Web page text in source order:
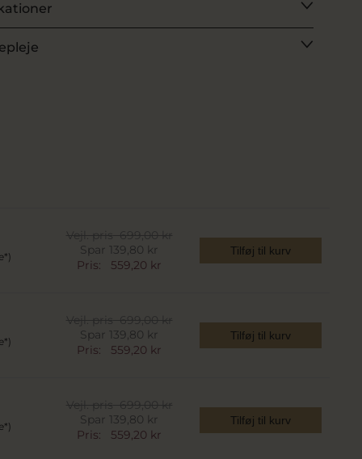
Vejl. pris699,00 kr
Spar 139,80 kr
Pris:
559,20 kr
Tilføj til kurv
Vejl. pris699,00 kr
Spar 139,80 kr
Pris:
559,20 kr
Tilføj til kurv
Vejl. pris699,00 kr
Spar 139,80 kr
Pris:
559,20 kr
Tilføj til kurv